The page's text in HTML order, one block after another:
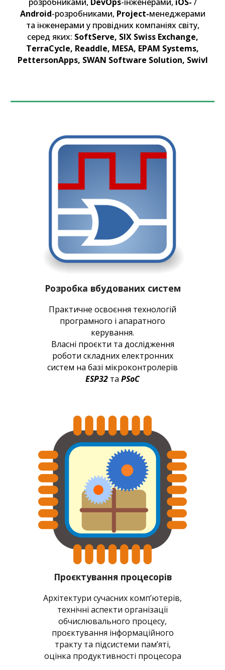
розробниками, DevOps-інженерами, iOS- /
Android-розробниками, Project-менеджерами
та інженерами у провідних компаніях світу,
серед яких: SoftServe, SIX Swiss Exchange,
TerraCycle, Readdle, MESA, EPAM Systems,
PettersonApps, SWAN Software Solution, Swivl
Розробка вбудованих систем
Практичне освоєння технологій
програмного і апаратного
керування.
Власні проєкти та дослідження
роботи складних електронних
систем на базі мікроконтролерів
ESP32 та PSoC
Проєктування процесорів
Архітектури сучасних компʼютерів,
технічні аспекти організації
обчислювального процесу,
проєктування інформаційного
тракту та підсистеми памʼяті,
оцінка продуктивності процесора